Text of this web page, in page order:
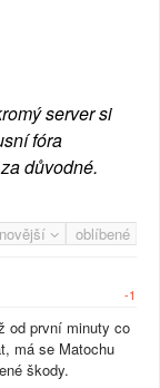
server si
fóra
důvodné.
oblíbené
-1
od první minuty co
má se Matochu
škody.